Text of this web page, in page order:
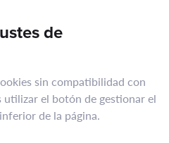
de
sin compatibilidad con
utilizar el botón de gestionar el
de la página.